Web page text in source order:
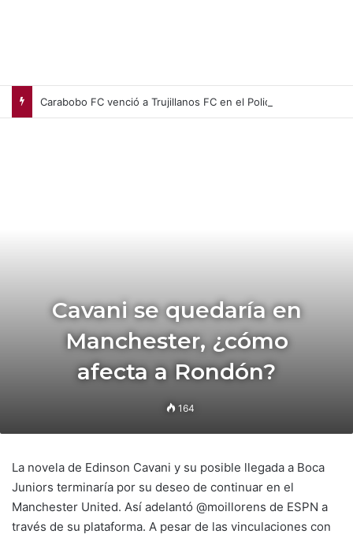
Cavani se quedaría en
Manchester, ¿cómo
afecta a Rondón?
164
La novela de Edinson Cavani y su posible llegada a Boca
Juniors terminaría por su deseo de continuar en el
Manchester United. Así adelantó @moillorens de ESPN a
través de su plataforma. A pesar de las vinculaciones con